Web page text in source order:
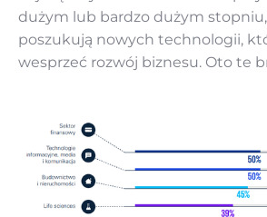
dużym lub bardzo dużym
poszukują nowych technologii,
wesprzeć rozwój biznesu. Oto te